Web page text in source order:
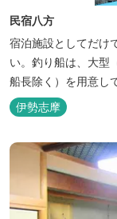
民宿八方
宿泊施設としてだけ
い。釣り船は、大型
船長除く）を用意し
等、お客様のご要望
ら、徒歩2分です。
伊勢志摩